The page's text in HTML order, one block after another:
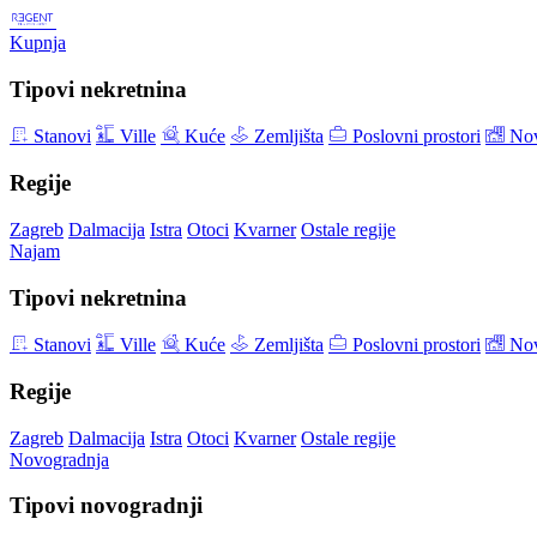
Kupnja
Tipovi nekretnina
Stanovi Ville Kuće Zemljišta Poslovni prostori
Regije
Zagreb Dalmacija Istra Otoci Kvarner Ostale regije
Najam
Tipovi nekretnina
Stanovi Ville Kuće Zemljišta Poslovni prostori
Regije
Zagreb Dalmacija Istra Otoci Kvarner Ostale regije
Novogradnja
Tipovi novogradnji